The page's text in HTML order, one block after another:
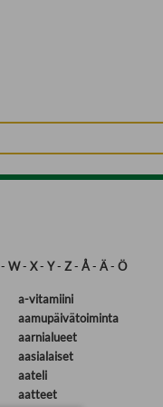
-W-X-Y-Z-Å-Ä-Ö
a-vitamiini
aamupäivätoiminta
aarnialueet
aasialaiset
aateli
aatteet